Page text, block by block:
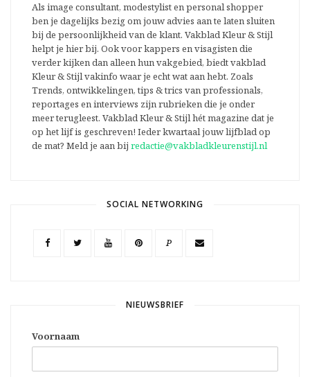
Als image consultant, modestylist en personal shopper
ben je dagelijks bezig om jouw advies aan te laten sluiten
bij de persoonlijkheid van de klant. Vakblad Kleur & Stijl
helpt je hier bij. Ook voor kappers en visagisten die
verder kijken dan alleen hun vakgebied, biedt vakblad
Kleur & Stijl vakinfo waar je echt wat aan hebt. Zoals
Trends, ontwikkelingen, tips & trics van professionals,
reportages en interviews zijn rubrieken die je onder
meer terugleest. Vakblad Kleur & Stijl hét magazine dat je
op het lijf is geschreven! Ieder kwartaal jouw lijfblad op
de mat? Meld je aan bij redactie@vakbladkleurenstijl.nl
SOCIAL NETWORKING
P
NIEUWSBRIEF
Voornaam